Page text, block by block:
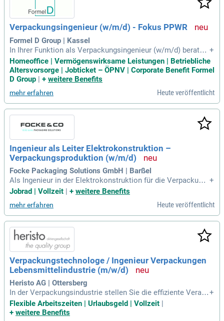
Verpackungsingenieur (w/m/d) - Fokus PPWR
Formel D Group | Kassel
In Ihrer Funktion als Verpackungsingenieur (w/m/d) beraten
Sie unsere Kunden bei der Umsetzung der PPWR-Vorgaben s
owie weiterer regulatorischer Nachhaltigkeitsanforderunge
n.
+
Homeoffice | Vermögenswirksame Leistungen | Betriebliche
Altersvorsorge | Jobticket – ÖPNV | Corporate Benefit Formel
D Group | + weitere Benefits
mehr erfahren Heute veröffentlicht
Ingenieur als Leiter Elektrokonstruktion –
Verpackungsproduktion (w/m/d)
Focke Packaging Solutions GmbH | Barßel
Als Ingenieur in der Elektrokonstruktion für die Verpackung
sproduktion (w/m/d) führen Sie entscheidende Fachbereich
Ihre Verantwortung umfasst die Entwicklung und Standardis
ierung elektrotechnischer Konzepte für hochautomatisierte
Maschinen. Durch Ihre Expertise optimieren Sie die Softwar
earchitektur von Automatisierungssystemen. Zudem tragen
Sie zur Definition und Verbesserung von HMI-Konzepten bei,
die für komplexe Anlagen entscheidend sind. Mit Ihrer Erfah
rung in der Schnittstellenkoordination stellen Sie sicher, das
s alle Systeme reibungslos interagieren. Vertrauen Sie auf I
hre Fähigkeiten, um effiziente Engineering-Prozesse vom Ko
nzept bis zur Inbetriebnahme erfolgreich umzusetzen.
+
Jobrad | Vollzeit | + weitere Benefits
mehr erfahren Heute veröffentlicht
Verpackungstechnologe / Ingenieur Verpackungen
Lebensmittelindustrie (m/w/d)
Heristo AG | Ottersberg
In der Verpackungsindustrie stellen Sie die effiziente Verarb
eitung von Verpackungen auf unseren Produktionsanlagen s
icher. Zu Ihren Aufgaben gehört die Definition und Überwach
+
Flexible Arbeitszeiten | Urlaubsgeld | Vollzeit
+ weitere Benefits